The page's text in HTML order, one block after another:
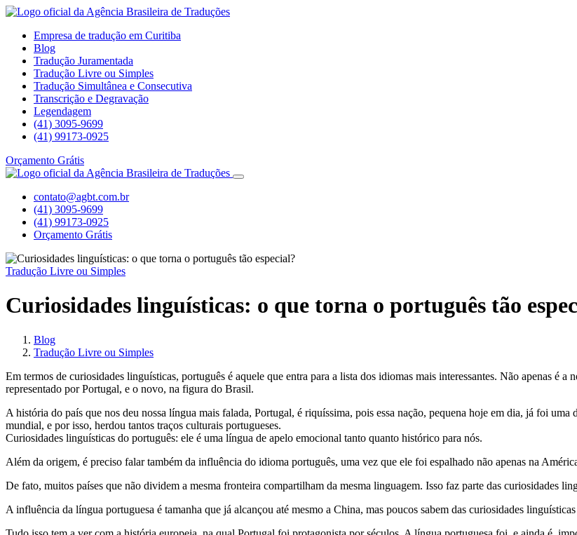
Empresa de tradução em Curitiba
Blog
Tradução Juramentada
Tradução Livre ou Simples
Tradução Simultânea e Consecutiva
Transcrição e Degravação
Legendagem
(41) 3095-9699
(41) 99173-0925
Orçamento Grátis
contato@agbt.com.br
(41) 3095-9699
(41) 99173-0925
Orçamento Grátis
Tradução Livre ou Simples
Curiosidades linguísticas: o que torna o português tão
Blog
Tradução Livre ou Simples
Em termos de curiosidades linguísticas, português é aquele que entra para a lista dos idiomas mais interessantes. Não apenas é
representado por Portugal, e o novo, na figura do Brasil.
A história do país que nos deu nossa língua mais falada, Portugal, é riquíssima, pois essa nação, pequena hoje em dia, já foi
mundial, e por isso, herdou tantos traços culturais portugueses.
Curiosidades linguísticas do português: ele é uma língua de apelo emocional tanto quanto histórico para nós.
Além da origem, é preciso falar também da influência do idioma português, uma vez que ele foi espalhado não apenas na
De fato, muitos países que não dividem a mesma fronteira compartilham da mesma linguagem. Isso faz parte das curiosidades
A influência da língua portuguesa é tamanha que já alcançou até mesmo a China, mas poucos sabem das curiosidades